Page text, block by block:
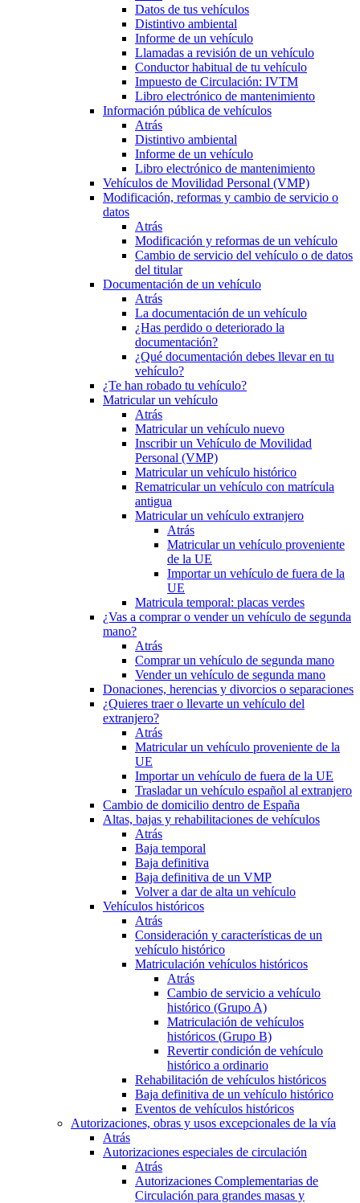
Datos de tus vehículos
Distintivo ambiental
Informe de un vehículo
Llamadas a revisión de un vehículo
Conductor habitual de tu vehículo
Impuesto de Circulación: IVTM
Libro electrónico de mantenimiento
Información pública de vehículos
Atrás
Distintivo ambiental
Informe de un vehículo
Libro electrónico de mantenimiento
Vehículos de Movilidad Personal (VMP)
Modificación, reformas y cambio de servicio o
datos
Atrás
Modificación y reformas de un vehículo
Cambio de servicio del vehículo o de datos
del titular
Documentación de un vehículo
Atrás
La documentación de un vehículo
¿Has perdido o deteriorado la
documentación?
¿Qué documentación debes llevar en tu
vehículo?
¿Te han robado tu vehículo?
Matricular un vehículo
Atrás
Matricular un vehículo nuevo
Inscribir un Vehículo de Movilidad
Personal (VMP)
Matricular un vehículo histórico
Rematricular un vehículo con matrícula
antigua
Matricular un vehículo extranjero
Atrás
Matricular un vehículo proveniente
de la UE
Importar un vehículo de fuera de la
UE
Matricula temporal: placas verdes
¿Vas a comprar o vender un vehículo de segunda
mano?
Atrás
Comprar un vehículo de segunda mano
Vender un vehículo de segunda mano
Donaciones, herencias y divorcios o separaciones
¿Quieres traer o llevarte un vehículo del
extranjero?
Atrás
Matricular un vehículo proveniente de la
UE
Importar un vehículo de fuera de la UE
Trasladar un vehículo español al extranjero
Cambio de domicilio dentro de España
Altas, bajas y rehabilitaciones de vehículos
Atrás
Baja temporal
Baja definitiva
Baja definitiva de un VMP
Volver a dar de alta un vehículo
Vehículos históricos
Atrás
Consideración y características de un
vehículo histórico
Matriculación vehículos históricos
Atrás
Cambio de servicio a vehículo
histórico (Grupo A)
Matriculación de vehículos
históricos (Grupo B)
Revertir condición de vehículo
histórico a ordinario
Rehabilitación de vehículos históricos
Baja definitiva de un vehículo histórico
Eventos de vehículos históricos
Autorizaciones, obras y usos excepcionales de la vía
Atrás
Autorizaciones especiales de circulación
Atrás
Autorizaciones Complementarias de
Circulación para grandes masas y